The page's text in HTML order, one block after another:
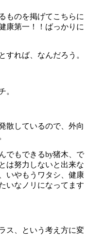
ものを掲げてこちらに
康第一！！ばっかりに
すれば、なんだろう。
。
散しているので、外向
でもできるby猪木、で
は努力しないと出来な
いやもうワタシ、健康
いなノリになってます
ス、という考え方に変